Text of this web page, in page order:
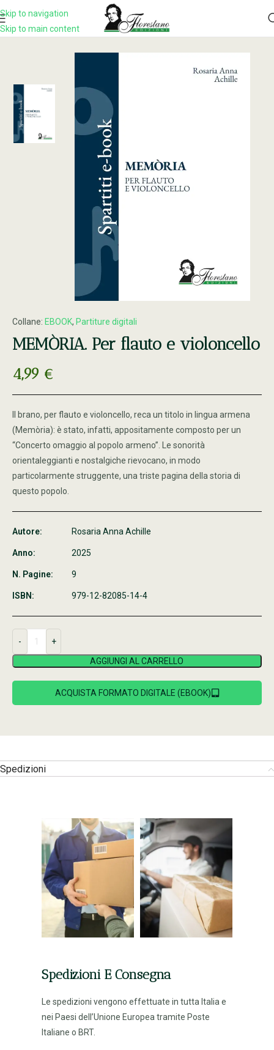
Skip to navigation
Skip to main content
Home Prodotto MEMÒRIA. Per flauto e violoncello
Collane: EBOOK, Partiture digitali
MEMÒRIA. Per flauto e violoncello
4,99 €
Il brano, per flauto e violoncello, reca un titolo in lingua armena
(Memòria): è stato, infatti, appositamente composto per un
“Concerto omaggio al popolo armeno”. Le sonorità
orientaleggianti e nostalgiche rievocano, in modo
particolarmente struggente, una triste pagina della storia di
questo popolo.
Autore:
Anno:
N. Pagine:
ISBN:
Rosaria Anna Achille
2025
9
979-12-82085-14-4
AGGIUNGI AL CARRELLO
ACQUISTA FORMATO DIGITALE (EBOOK)
Spedizioni
Spedizioni E Consegna
Le spedizioni vengono effettuate in tutta Italia e
nei Paesi dell’Unione Europea tramite Poste
Italiane o BRT.